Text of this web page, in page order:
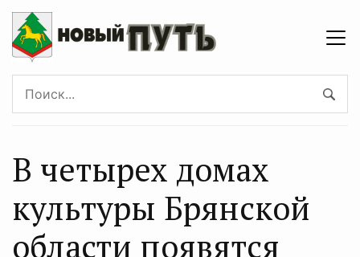
В четырех домах
культуры Брянской
области появятся